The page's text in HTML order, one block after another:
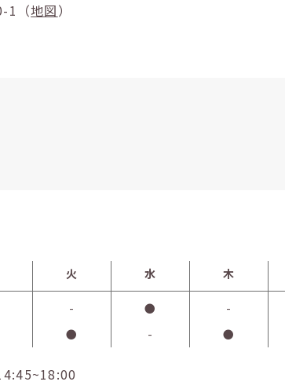
1（地図）
火 水 木
- ●
-
● - ●